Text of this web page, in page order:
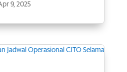
9, 2025